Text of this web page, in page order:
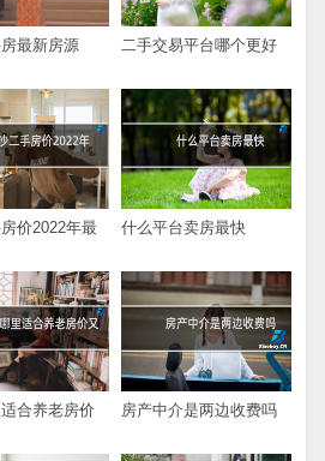
最新房源 二手交易平台哪个更好
价2022年最
什么平台卖房最快
合养老房价
房产中介是两边收费吗